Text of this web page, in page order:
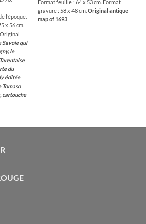
l’époque.
x 56 cm.
Savoie qui
le
du
éditée
Tomaso
cartouche
Format feuille : 64 x 53 cm. Format
gravure : 58 x 48 cm. Original antique
map of 1693